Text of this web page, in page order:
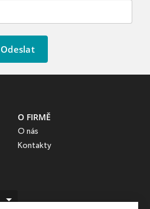
Odeslat
O FIRMĚ
O nás
Kontakty